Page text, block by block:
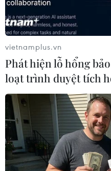
Trò chơi hàng ngày của
vietnamplus.vn
Phát hiện lỗ hổng
loạt trình duyệt tích